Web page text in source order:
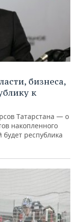
бизнеса,
к
Татарстана — о
накопленного
республика